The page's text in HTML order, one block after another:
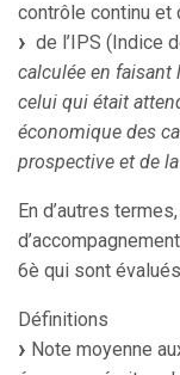
contrôle continu et
de l’IPS (Indice
calculée en faisant
celui qui était
économique des
prospective et de
En d’autres
6è qui sont
Définitions
Note moyenne